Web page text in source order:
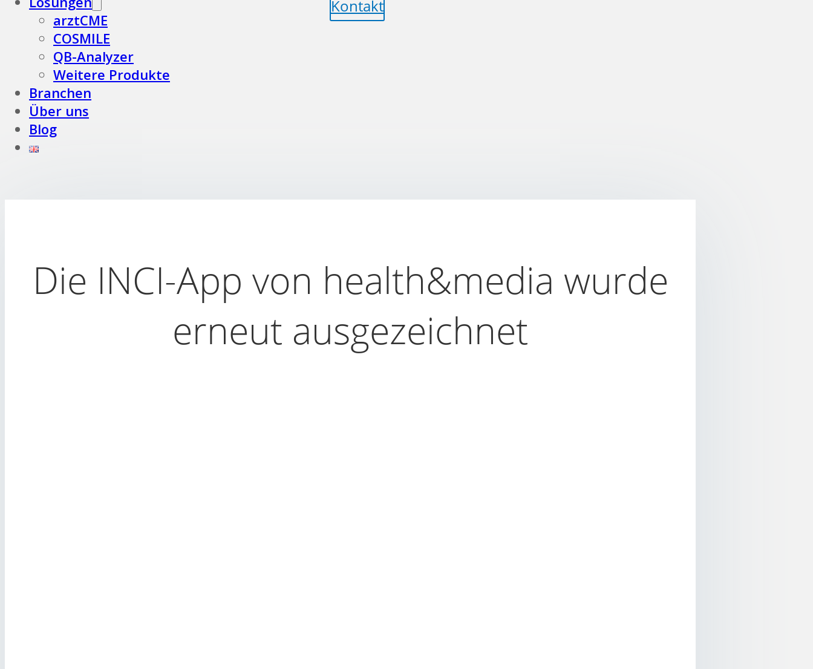
arztCME
COSMILE
QB-Analyzer
Weitere Produkte
Branchen
Über uns
Blog
Kontakt
Die INCI-App von health&media wurde
erneut ausgezeichnet